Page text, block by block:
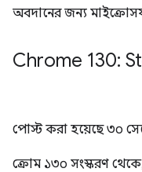
অবদানের জন্য
Chrome 130:
পোস্ট করা হয়েছে৩০
ক্রোম ১৩০ সংস্করণ